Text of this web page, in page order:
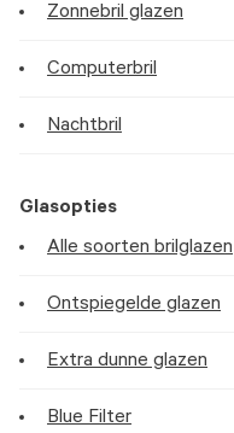
Zonnebril glazen
Computerbril
Nachtbril
Glasopties
Alle soorten brilglazen
Ontspiegelde glazen
Extra dunne glazen
Blue Filter